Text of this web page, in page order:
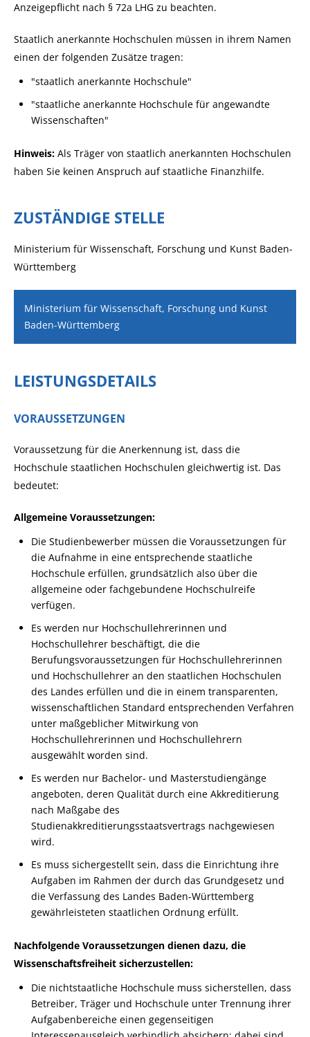
Anzeigepflicht nach § 72a LHG zu beachten.
Staatlich anerkannte Hochschulen müssen in ihrem Namen
einen der folgenden Zusätze tragen:
"staatlich anerkannte Hochschule"
"staatliche anerkannte Hochschule für angewandte
Wissenschaften"
Hinweis: Als Träger von staatlich anerkannten Hochschulen
haben Sie keinen Anspruch auf staatliche Finanzhilfe.
ZUSTÄNDIGE STELLE
Ministerium für Wissenschaft, Forschung und Kunst Baden-
Württemberg
Ministerium für Wissenschaft, Forschung und Kunst
Baden-Württemberg
LEISTUNGSDETAILS
VORAUSSETZUNGEN
Voraussetzung für die Anerkennung ist, dass die
Hochschule staatlichen Hochschulen gleichwertig ist. Das
bedeutet:
Allgemeine Voraussetzungen:
Die Studienbewerber müssen die Voraussetzungen für
die Aufnahme in eine entsprechende staatliche
Hochschule erfüllen, grundsätzlich also über die
allgemeine oder fachgebundene Hochschulreife
verfügen.
Es werden nur Hochschullehrerinnen und
Hochschullehrer beschäftigt, die die
Berufungsvoraussetzungen für Hochschullehrerinnen
und Hochschullehrer an den staatlichen Hochschulen
des Landes erfüllen und die in einem transparenten,
wissenschaftlichen Standard entsprechenden Verfahren
unter maßgeblicher Mitwirkung von
Hochschullehrerinnen und Hochschullehrern
ausgewählt worden sind.
Es werden nur Bachelor- und Masterstudiengänge
angeboten, deren Qualität durch eine Akkreditierung
nach Maßgabe des
Studienakkreditierungsstaatsvertrags nachgewiesen
wird.
Es muss sichergestellt sein, dass die Einrichtung ihre
Aufgaben im Rahmen der durch das Grundgesetz und
die Verfassung des Landes Baden-Württemberg
gewährleisteten staatlichen Ordnung erfüllt.
Nachfolgende Voraussetzungen dienen dazu, die
Wissenschaftsfreiheit sicherzustellen:
Die nichtstaatliche Hochschule muss sicherstellen, dass
Betreiber, Träger und Hochschule unter Trennung ihrer
Aufgabenbereiche einen gegenseitigen